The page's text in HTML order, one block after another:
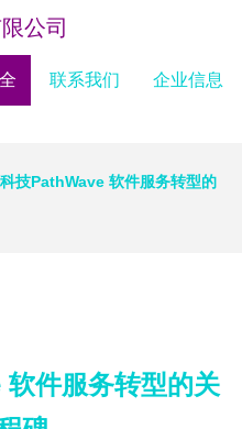
公司
联系我们 企业信息
技PathWave 软件服务转型的
件服务转型的关